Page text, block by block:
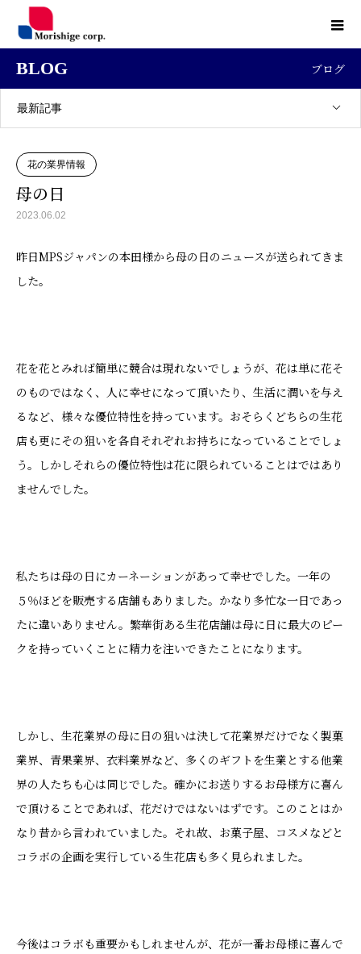
BLOG ブログ
最新記事
花の業界情報
母の日
2023.06.02
昨日MPSジャパンの本田様から母の日のニュースが送られてきま
した。
花を花とみれば簡単に競合は現れないでしょうが、花は単に花そ
のものではなく、人に幸せになって頂いたり、生活に潤いを与え
るなど、様々な優位特性を持っています。おそらくどちらの生花
店も更にその狙いを各自それぞれお持ちになっていることでしょ
う。しかしそれらの優位特性は花に限られていることはではあり
ませんでした。
私たちは母の日にカーネーションがあって幸せでした。一年の
５％ほどを販売する店舗もありました。かなり多忙な一日であっ
たに違いありません。繁華街ある生花店舗は母に日に最大のピー
クを持っていくことに精力を注いできたことになります。
しかし、生花業界の母に日の狙いは決して花業界だけでなく製菓
業界、青果業界、衣料業界など、多くのギフトを生業とする他業
界の人たちも心は同じでした。確かにお送りするお母様方に喜ん
で頂けることであれば、花だけではないはずです。このことはか
なり昔から言われていました。それ故、お菓子屋、コスメなどと
コラボの企画を実行している生花店も多く見られました。
今後はコラボも重要かもしれませんが、花が一番お母様に喜んで